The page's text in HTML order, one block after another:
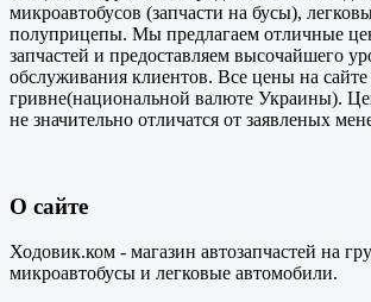
микроавтобусов (запчасти на бусы),
полуприцепы. Мы предлагаем отличные
запчастей и предоставляем высочайшего
обслуживания клиентов. Все цены на сайте
гривне(национальной валюте Украины).
не значительно отличатся от заявленых
О сайте
Ходовик.ком - магазин автозапчастей на
микроавтобусы и легковые автомобили.